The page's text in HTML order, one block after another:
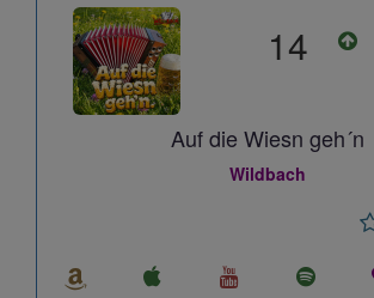
14
Auf die Wiesn geh´n
Wildbach